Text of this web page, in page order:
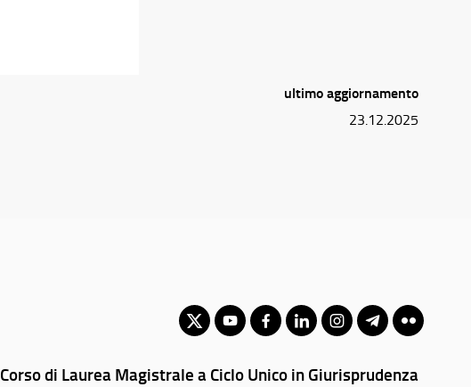
ultimo aggiornamento
23.12.2025
Corso di Laurea Magistrale a Ciclo Unico in Giurisprudenza